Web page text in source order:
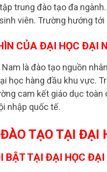
trung đào tạo đa
viên. Trường hướng
CỦA ĐẠI HỌC ĐẠI
là đào tạo nguồn
học hàng đầu khu vực.
cam kết giáo dục
nhập quốc tế.
TẠO TẠI ĐẠI
BẬT TẠI ĐẠI HỌC ĐẠI